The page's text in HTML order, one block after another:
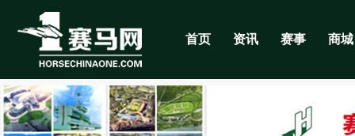
首页 资讯 赛事 商城